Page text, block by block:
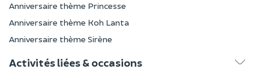
Anniversaire thème Princesse
Anniversaire thème Koh Lanta
Anniversaire thème Sirène
Activités liées & occasions